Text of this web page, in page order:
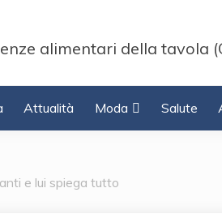
alimentari della tavola
Attualità Moda Salute
e lui spiega tutto